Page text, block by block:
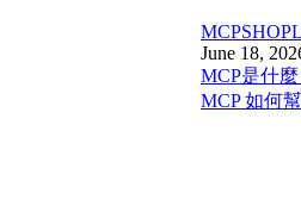
MCP
June 18,
MCP是什
MCP 如何